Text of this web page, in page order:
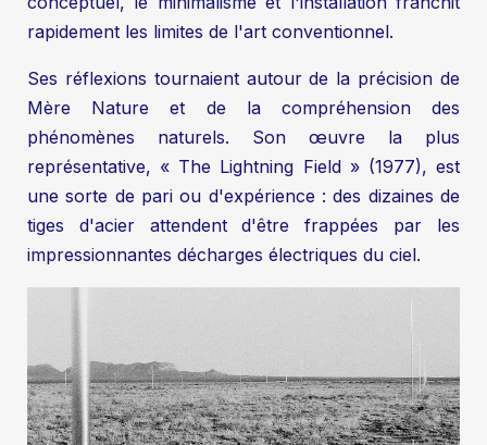
rapidement les limites de l'art conventionnel.
Ses réflexions tournaient autour de la précision de
Mère Nature et de la compréhension des
phénomènes naturels. Son œuvre la plus
représentative, « The Lightning Field » (1977), est
une sorte de pari ou d'expérience : des dizaines de
tiges d'acier attendent d'être frappées par les
impressionnantes décharges électriques du ciel.